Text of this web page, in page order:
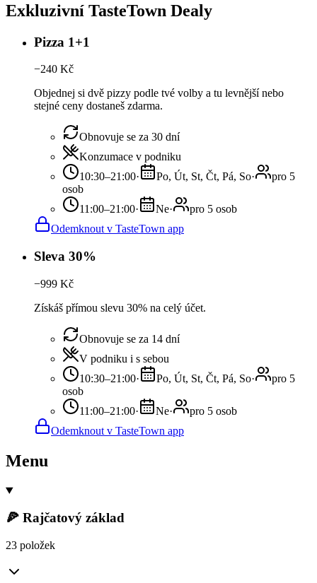
Exkluzivní TasteTown Dealy
Pizza 1+1
−240 Kč
Objednej si dvě pizzy podle tvé volby a tu levnější nebo
stejné ceny dostaneš zdarma.
Obnovuje se za 30 dní
Konzumace v podniku
10:30–21:00· Po, Út, St, Čt, Pá, So·
pro 5
osob
11:00–21:00· Ne·
pro 5 osob
Odemknout v TasteTown app
Sleva 30%
−999 Kč
Získáš přímou slevu 30% na celý účet.
Obnovuje se za 14 dní
V podniku i s sebou
10:30–21:00· Po, Út, St, Čt, Pá, So·
pro 5
osob
11:00–21:00· Ne·
pro 5 osob
Odemknout v TasteTown app
Menu
🍕 Rajčatový základ
23 položek